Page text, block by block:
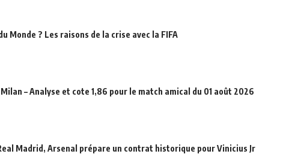
Monde ? Les raisons de la crise avec la FIFA
– Analyse et cote 1,86 pour le match amical du 01 août 2026
Madrid, Arsenal prépare un contrat historique pour Vinicius Jr